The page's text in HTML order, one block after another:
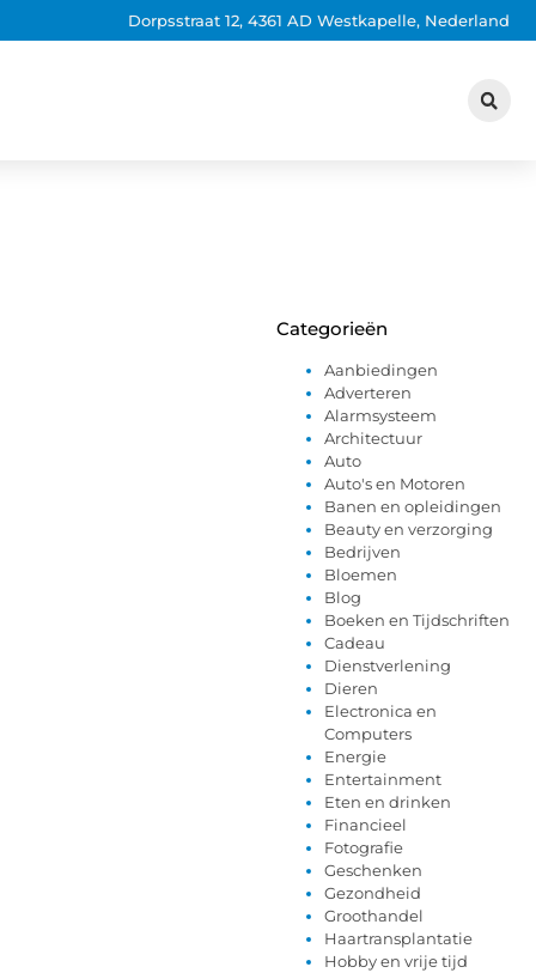
Dorpsstraat 12, 4361 AD Westkapelle, Nederland
Categorieën
Aanbiedingen
Adverteren
Alarmsysteem
Architectuur
Auto
Auto's en Motoren
Banen en opleidingen
Beauty en verzorging
Bedrijven
Bloemen
Blog
Boeken en Tijdschriften
Cadeau
Dienstverlening
Dieren
Electronica en
Computers
Energie
Entertainment
Eten en drinken
Financieel
Fotografie
Geschenken
Gezondheid
Groothandel
Haartransplantatie
Hobby en vrije tijd